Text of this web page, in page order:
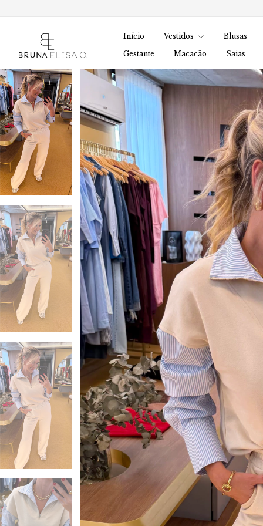
Início Vestidos
Blusas
Gestante
Macacão Saias